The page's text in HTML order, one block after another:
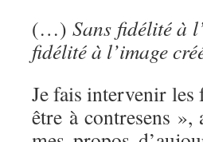
(…) Sans fidélité à
fidélité à l’image
Je fais intervenir les
être à contresens